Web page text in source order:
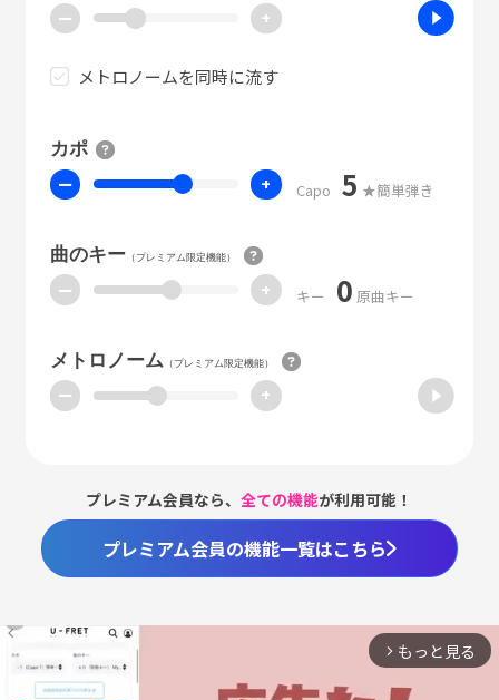
ー +
メトロノームを同時に流す
カポ
ー + Capo 5 ★簡単弾き
曲のキー（プレミアム限定機能）
ー + キー 0 原曲キー
メトロノーム （プレミアム限定機能）
ー +
プレミアム会員なら、全ての機能が利用可能！
プレミアム会員の機能一覧はこちら
arrow_forward_ios もっと見る